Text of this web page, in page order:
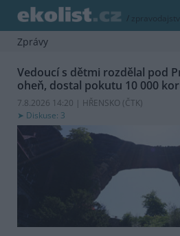
/
Zprávy
Vedoucí s dětmi rozdělal pod
oheň, dostal pokutu 10 000
7.8.2026 14:20 | HŘENSKO (ČTK)
Diskuse: 3